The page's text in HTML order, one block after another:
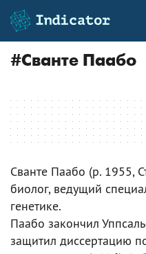
#Сванте Паабо
Сванте Паабо (р. 1955,
биолог, ведущий
генетике.
Паабо закончил
защитил диссертацию